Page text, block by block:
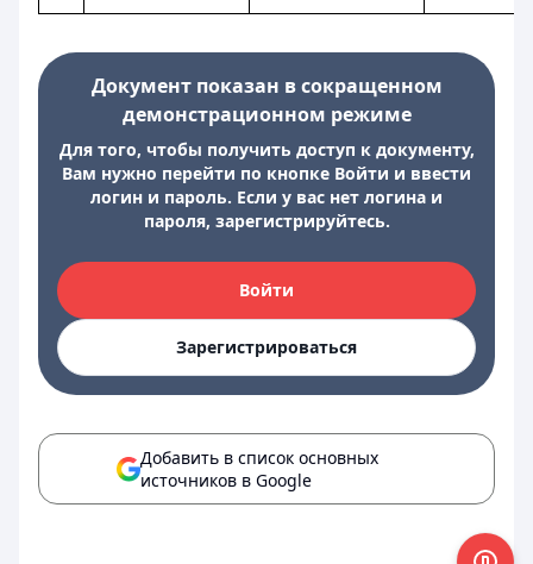
Документ показан в сокращенном
демонстрационном режиме
Для того, чтобы получить доступ к документу,
Вам нужно перейти по кнопке Войти и ввести
логин и пароль. Если у вас нет логина и
пароля, зарегистрируйтесь.
Войти
Зарегистрироваться
Добавить в список основных
источников в Google